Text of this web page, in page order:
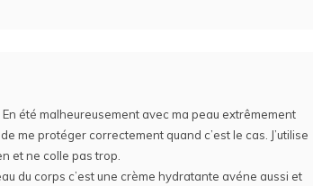
été malheureusement avec ma peau extrêmement
me protéger correctement quand c’est le cas. J’utilise
et ne colle pas trop.
du corps c’est une crème hydratante avéne aussi et